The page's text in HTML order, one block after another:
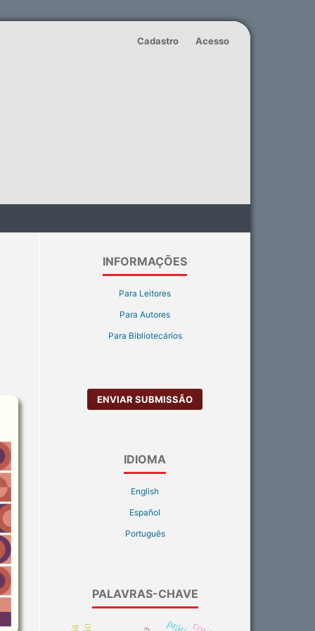
Cadastro Acesso
INFORMAÇÕES
Para Leitores
Para Autores
Para Bibliotecários
ENVIAR SUBMISSÃO
IDIOMA
English
Español
Português
PALAVRAS-CHAVE